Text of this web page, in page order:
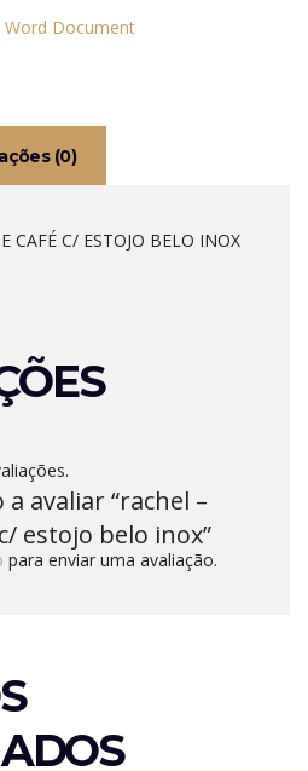
(0)
CAFÉ C/ ESTOJO BELO INOX
avaliar “rachel –
estojo belo inox”
para enviar uma avaliação.